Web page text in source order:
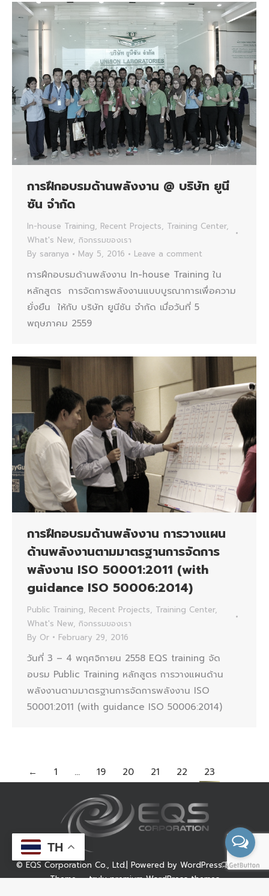
การฝึกอบรมด้านพลังงาน @ บริษัท ยูนี
ซัน จำกัด
In-house Training, Recent Projects, Training Center,
What's New, กิจกรรมของเรา
By saranya May 5, 2016 Leave a comment
การฝึกอบรมด้านพลังงาน In-house Training ใน
หลักสูตร การจัดการพลังงานแบบบูรณาการเพื่อความ
ยั่งยืน ให้กับ บริษัท ยูนีซัน จำกัด เมื่อวันที่ 5
พฤษภาคม 2559
การฝึกอบรมด้านพลังงาน การวางแผน
ด้านพลังงานตามมาตรฐานการจัดการ
พลังงาน ISO 50001:2011 (with
guidance ISO 50006:2014)
Public Training, Recent Projects, Training Center,
What's New, กิจกรรมของเรา
By Or February 29, 2016
วันที่ 3 – 4 พฤศจิกายน 2558 EQS training จัด
อบรม Public Training หลักสูตร การวางแผนด้าน
พลังงานตามมาตรฐานการจัดการพลังงาน ISO
50001:2011 (with guidance ISO 50006:2014)
← 1 … 19 20 21 22 23
© EQS Corporation Co., Ltd.| Powered by WordPress Dream-
Theme — trulypremium WordPress themes
TH